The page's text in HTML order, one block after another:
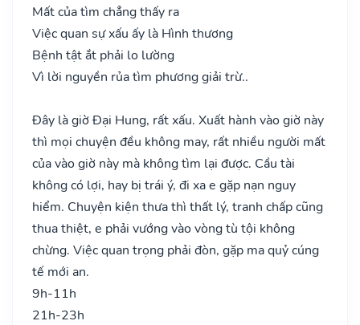
Mất của tìm chẳng thấy ra
Việc quan sự xấu ấy là Hình thương
Bệnh tật ắt phải lo lường
Vì lời nguyền rủa tìm phương giải trừ..
Đây là giờ Đại Hung, rất xấu. Xuất hành vào giờ này
thì mọi chuyện đều không may, rất nhiều người mất
của vào giờ này mà không tìm lại được. Cầu tài
không có lợi, hay bị trái ý, đi xa e gặp nạn nguy
hiểm. Chuyện kiện thưa thì thất lý, tranh chấp cũng
thua thiệt, e phải vướng vào vòng tù tội không
chừng. Việc quan trọng phải đòn, gặp ma quỷ cúng
tế mới an.
9h-11h
21h-23h